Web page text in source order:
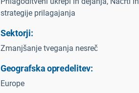
strategije prilagajanja
Sektorji:
Zmanjšanje tveganja nesreč
Geografska opredelitev:
Europe